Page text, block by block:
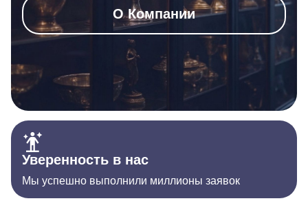
О Компании
Уверенность в нас
Мы успешно выполнили миллионы заявок